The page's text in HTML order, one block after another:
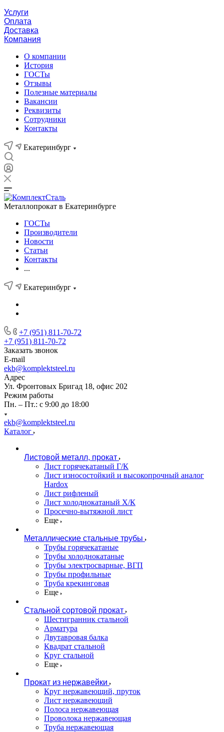
Услуги
Оплата
Доставка
Компания
О компании
История
ГОСТы
Отзывы
Полезные материалы
Вакансии
Реквизиты
Сотрудники
Контакты
Екатеринбург
Металлопрокат в Екатеринбурге
ГОСТы
Производители
Новости
Статьи
Контакты
...
Екатеринбург
+7 (951) 811-70-72
+7 (951) 811-70-72
Заказать звонок
E-mail
ekb@komplektsteel.ru
Адрес
Ул. Фронтовых Бригад 18, офис 202
Режим работы
Пн. – Пт.: с 9:00 до 18:00
ekb@komplektsteel.ru
Каталог
Листовой металл, прокат
Лист горячекатаный Г/К
Лист износостойкий и высокопрочный аналог
Hardox
Лист рифленый
Лист холоднокатаный Х/К
Просечно-вытяжной лист
Еще
Металлические стальные трубы
Трубы горячекатаные
Трубы холоднокатаные
Трубы электросварные, ВГП
Трубы профильные
Труба крекинговая
Еще
Стальной сортовой прокат
Шестигранник стальной
Арматура
Двутавровая балка
Квадрат стальной
Круг стальной
Еще
Прокат из нержавейки
Круг нержавеющий, пруток
Лист нержавеющий
Полоса нержавеющая
Проволока нержавеющая
Труба нержавеющая